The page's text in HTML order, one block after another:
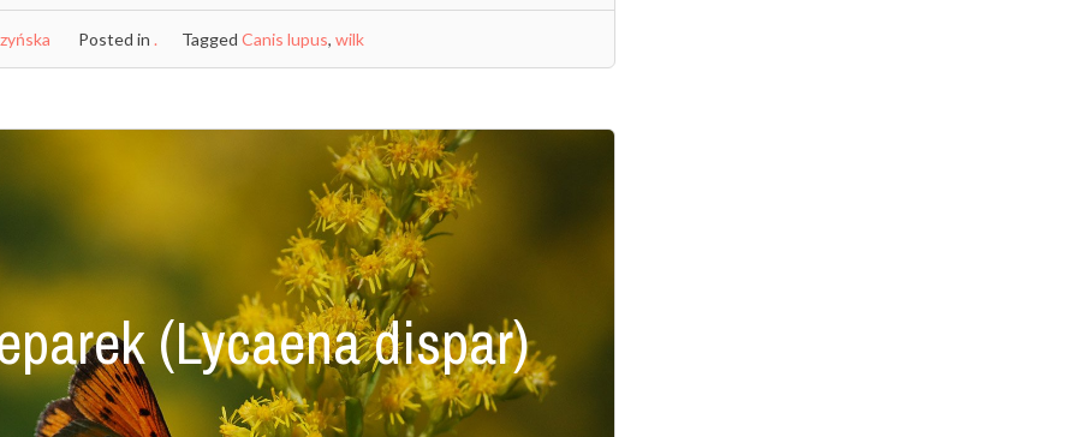
Posted in . Tagged Canis lupus, wilk
(Lycaena dispar)